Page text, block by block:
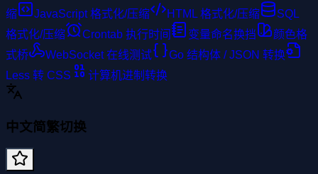
缩
JavaScript 格式化/压缩 HTML 格式化/压缩
SQL
格式化/压缩
Crontab 执行时间 变量命名换挡
颜色格
式桥
WebSocket 在线测试
Go 结构体 / JSON 转换
Less 转 CSS
计算机进制转换
中文简繁切换